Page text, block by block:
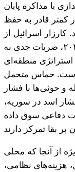
یا مذاکره پایان
کمتر قادر به حفظ
اسرائیل از
زمان حملات حماس در ۷ اکتبر ۲۰۲۳، ضربات جدی به
منطقه‌ای
است. حماس متحمل
حوثی‌ها با فشار
اسد در سوریه،
دفاعی سوق داده
از آنجا که محلی
هزینه‌های نظامی،